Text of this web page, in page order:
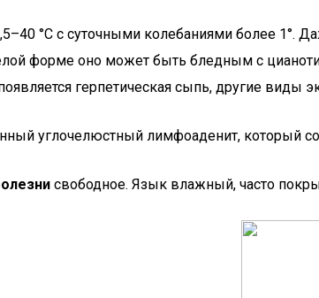
°С с суточными колебаниями более 1°.
форме оно может быть бледным с
герпетическая сыпь, другие виды
углочелюстный лимфоаденит, который
свободное. Язык влажный, часто